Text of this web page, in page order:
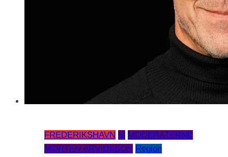
FREDERIKSHAVN M MODERATERNE
MORTEN ARVIDSSON Region